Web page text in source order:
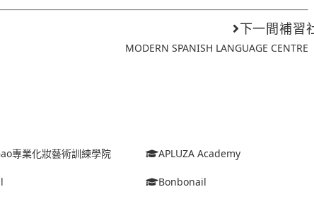
下一間補習
MODERN SPANISH LANGUAGE CENTRE
專業化妝藝術訓練學院 APLUZA Academy
Bonbonail